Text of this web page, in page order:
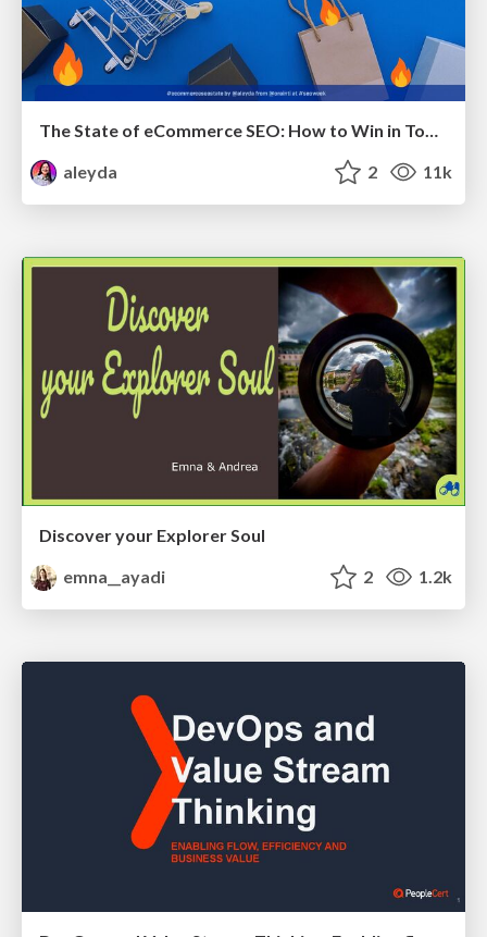
The State of eCommerce SEO: How to Win in Today's Products SERPs - #SEOweek
aleyda
2 11k
Discover your Explorer Soul
emna__ayadi
2 1.2k